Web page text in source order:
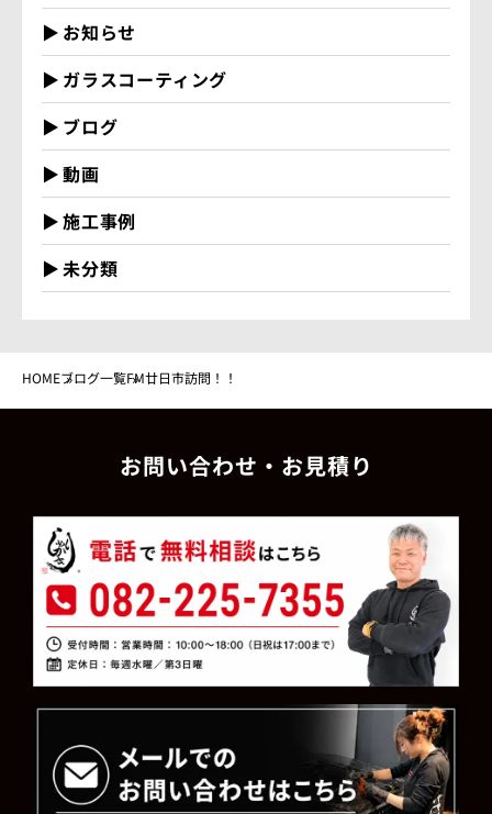
お知らせ
ガラスコーティング
ブログ
動画
施工事例
未分類
HOMEブログ一覧FM廿日市訪問！！
お問い合わせ・お見積り